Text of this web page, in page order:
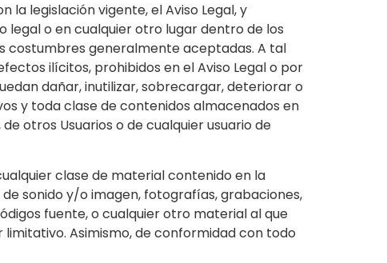
la legislación vigente, el Aviso Legal, y
legal o en cualquier otro lugar dentro de los
costumbres generalmente aceptadas. A tal
ilícitos, prohibidos en el Aviso Legal o por
dañar, inutilizar, sobrecargar, deteriorar o
y toda clase de contenidos almacenados en
otros Usuarios o de cualquier usuario de
clase de material contenido en la
sonido y/o imagen, fotografías, grabaciones,
fuente, o cualquier otro material al que
Asimismo, de conformidad con todo